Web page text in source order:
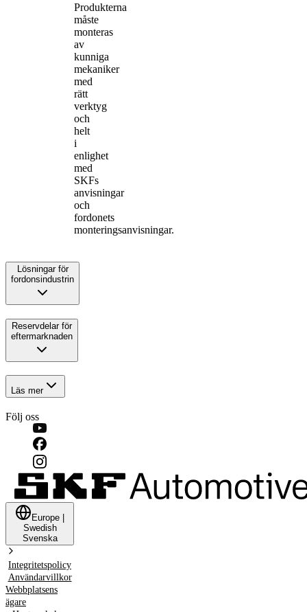
Produkterna
måste
monteras
av
kunniga
mekaniker
med
rätt
verktyg
och
helt
i
enlighet
med
SKFs
anvisningar
och
fordonets
monteringsanvisningar.
Lösningar för
fordonsindustrin
Reservdelar för
eftermarknaden
Läs mer
Följ oss
Europe
Swedish
Svenska
Integritetspolicy
Användarvillkor
Webbplatsens
ägare